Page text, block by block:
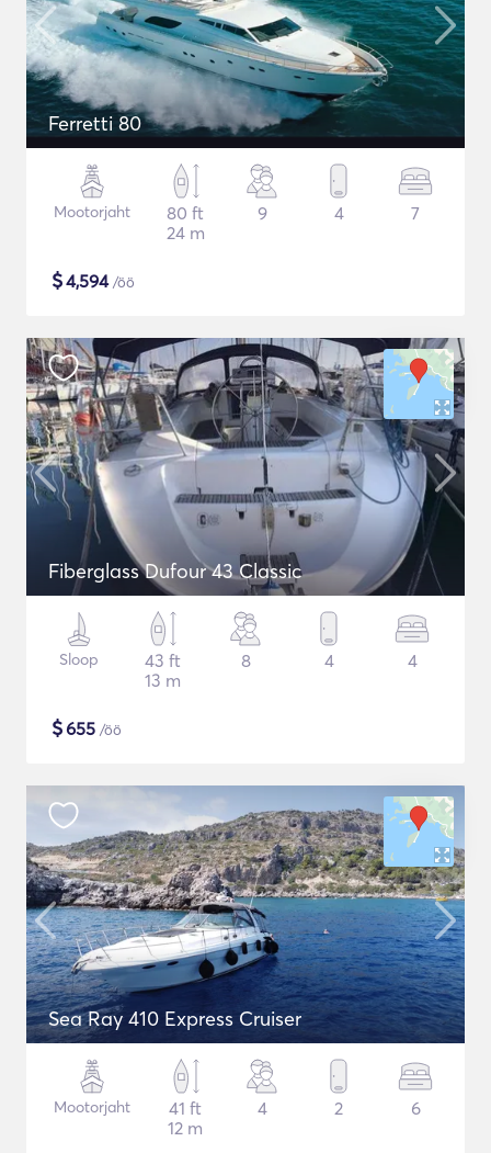
Ferretti 80
Mootorjaht
80 ft
24 m
9 4 7
$4,594/öö
Fiberglass Dufour 43 Classic
Sloop
43 ft
13 m
8 4 4
$655 /öö
Sea Ray 410 Express Cruiser
Mootorjaht
41 ft
12 m
4 2 6